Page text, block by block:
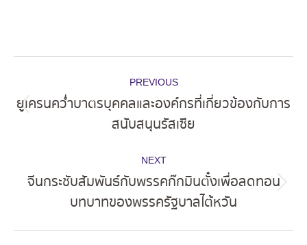
navigation
PREVIOUS
post:
ยูเครนคว่ำบาตรบุคคลและองค์กรที่เกี่ยวข้องกับการ
สนับสนุนรัสเซีย
NEXT
post:
จีนกระชับสัมพันธ์กับพรรคก๊กมินตั๋งเพื่อลดทอน
บทบาทของพรรครัฐบาลไต้หวัน